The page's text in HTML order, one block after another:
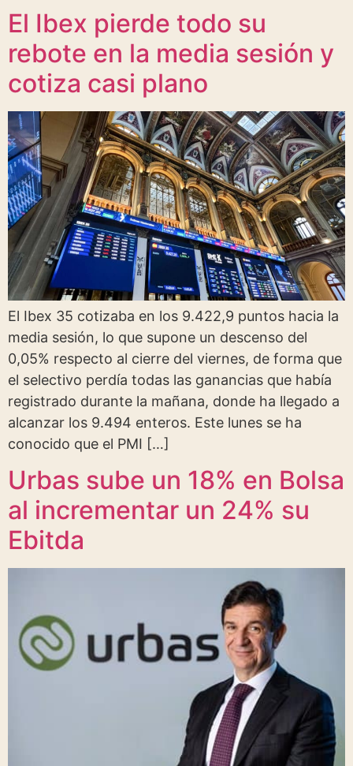
El Ibex pierde todo su
rebote en la media sesión y
cotiza casi plano
El Ibex 35 cotizaba en los 9.422,9 puntos hacia la
media sesión, lo que supone un descenso del
0,05% respecto al cierre del viernes, de forma que
el selectivo perdía todas las ganancias que había
registrado durante la mañana, donde ha llegado a
alcanzar los 9.494 enteros. Este lunes se ha
conocido que el PMI […]
Urbas sube un 18% en Bolsa
al incrementar un 24% su
Ebitda